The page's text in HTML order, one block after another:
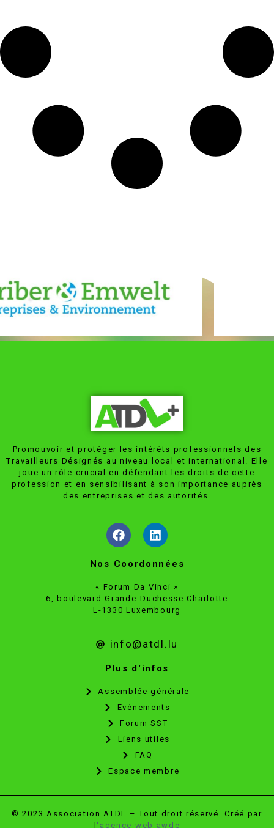
Promouvoir et protéger les intérêts professionnels des
Travailleurs Désignés au niveau local et international. Elle
joue un rôle crucial en défendant les droits de cette
profession et en sensibilisant à son importance auprès
des entreprises et des autorités.
Nos Coordonnées
« Forum Da Vinci »
6, boulevard Grande-Duchesse Charlotte
L-1330 Luxembourg
info@atdl.lu
Plus d'infos
Assemblée générale
Evénements
Forum SST
Liens utiles
FAQ
Espace membre
© 2023 Association ATDL – Tout droit réservé. Créé par
‘agence web awde